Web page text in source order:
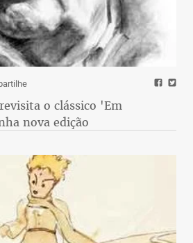
o clássico 'Em
nova edição